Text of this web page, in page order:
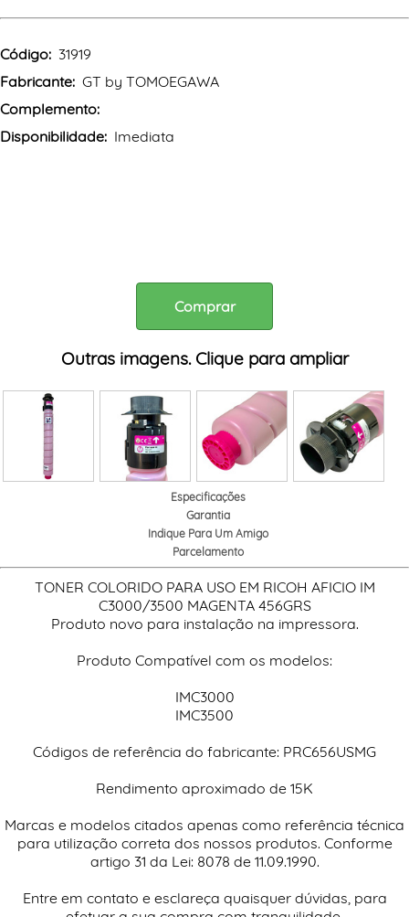
Código: 31919
Fabricante: GT by TOMOEGAWA
Complemento:
Disponibilidade: Imediata
Comprar
Outras imagens. Clique para ampliar
Especificações
Garantia
Indique Para Um Amigo
Parcelamento
TONER COLORIDO PARA USO EM RICOH AFICIO IM
C3000/3500 MAGENTA 456GRS
Produto novo para instalação na impressora.
Produto Compatível com os modelos:
IMC3000
IMC3500
Códigos de referência do fabricante: PRC656USMG
Rendimento aproximado de 15K
Marcas e modelos citados apenas como referência técnica
para utilização correta dos nossos produtos. Conforme
artigo 31 da Lei: 8078 de 11.09.1990.
Entre em contato e esclareça quaisquer dúvidas, para